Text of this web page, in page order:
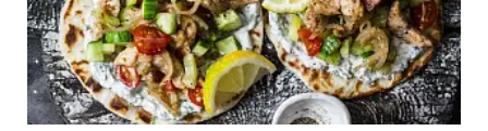
akkurat
nå
-